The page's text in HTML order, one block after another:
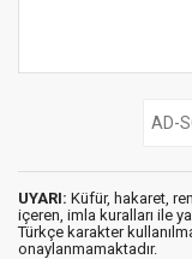
UYARI: Küfür, hakaret,
içeren, imla kuralları ile
Türkçe karakter
onaylanmamaktadır.